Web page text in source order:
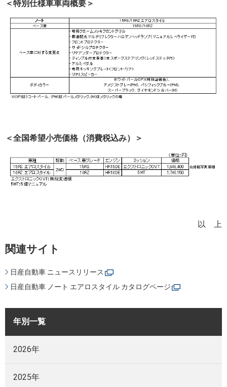
＜特別仕様車車両概要＞
＜全国希望小売価格（消費税込み）＞
以 上
関連サイト
日産自動車 ニュースリリース
日産自動車 ノート エアロスタイル カタログページ
年別一覧
2026年
2025年